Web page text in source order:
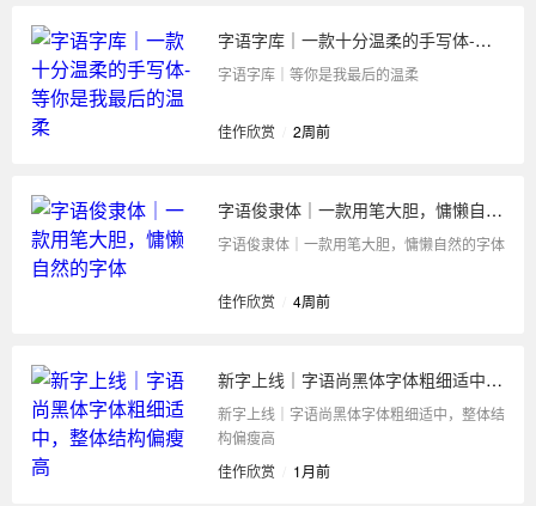
字语字库｜一款十分温柔的手写体-等你是我最后的温柔
字语字库｜等你是我最后的温柔
佳作欣赏 2周前
字语俊隶体｜一款用笔大胆，慵懒自然的字体
字语俊隶体｜一款用笔大胆，慵懒自然的字体
佳作欣赏 4周前
新字上线｜字语尚黑体字体粗细适中，整体结构偏瘦高
新字上线｜字语尚黑体字体粗细适中，整体结
构偏瘦高
佳作欣赏
1月前